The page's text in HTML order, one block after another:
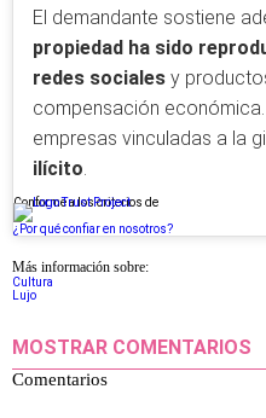
El demandante sostiene
propiedad ha sido
redes sociales y
compensación
empresas vinculadas a la
ilícito
Conforme a los criterios de
¿Por qué confiar en nosotros?
Más información sobre:
Cultura
Lujo
MOSTRAR COMENTARIOS
Comentarios